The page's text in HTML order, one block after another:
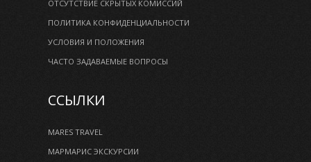
ОТСУТСТВИЕ СКРЫТЫХ КОМИССИЙ
ПОЛИТИКА КОНФИДЕНЦИАЛЬНОСТИ
УСЛОВИЯ И ПОЛОЖЕНИЯ
ЧАСТО ЗАДАВАЕМЫЕ ВОПРОСЫ
ССЫЛКИ
MARES TRAVEL
МАРМАРИС ЭКСКУРСИИ